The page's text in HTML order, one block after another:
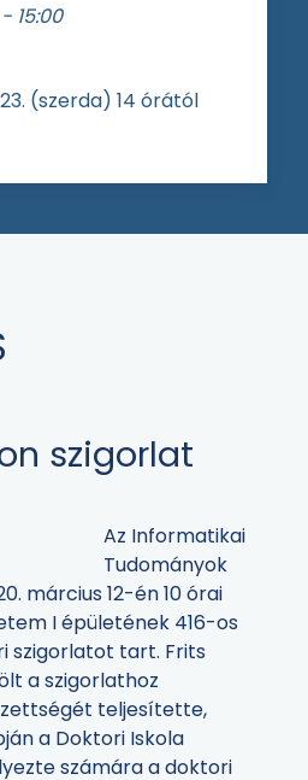
- 15:00
(szerda) 14 órától
szigorlat
Az Informatikai
Tudományok
március 12-én 10 órai
I épületének 416-os
szigorlatot tart. Frits
a szigorlathoz
teljesítette,
a Doktori Iskola
számára a doktori